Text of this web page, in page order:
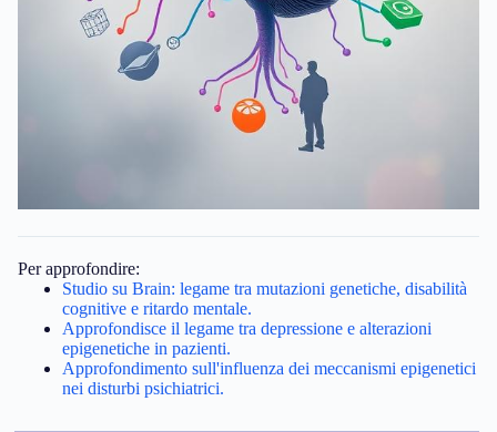
Per approfondire:
Studio su Brain: legame tra mutazioni genetiche, disabilità